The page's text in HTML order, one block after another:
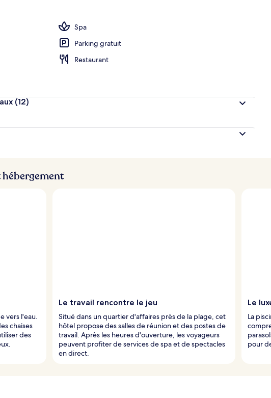
n
i
l
e
s
Spa
Parking gratuit
Restaurant
(12)
hébergement
vers l'eau.
chaises
des
Le travail rencontre le jeu
Situé dans un quartier d'affaires près de la plage, cet
hôtel propose des salles de réunion et des postes de
travail. Après les heures d'ouverture, les voyageurs
peuvent profiter de services de spa et de spectacles
en direct.
Le
La
pour